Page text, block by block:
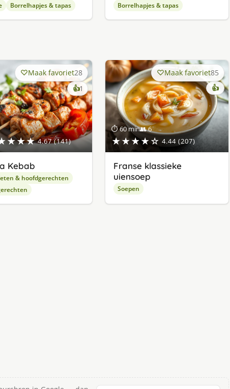
Borrelhapjes & tapas Borrelhapjes & tapas
4.67 (141)
Maak favoriet28
👍1 keer
lekker
gevonden
Kebab
& hoofdgerechten
⏱ 60 min👥 6
★★★★☆ 4.44 (207)
Maak favoriet85
👍
Franse klassieke
uiensoep
Soepen